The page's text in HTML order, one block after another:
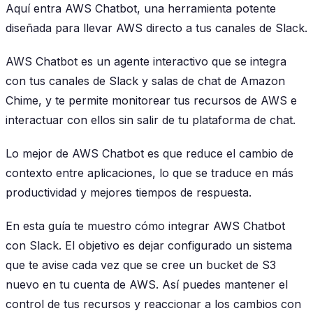
Aquí entra AWS Chatbot, una herramienta potente
diseñada para llevar AWS directo a tus canales de Slack.
AWS Chatbot es un agente interactivo que se integra
con tus canales de Slack y salas de chat de Amazon
Chime, y te permite monitorear tus recursos de AWS e
interactuar con ellos sin salir de tu plataforma de chat.
Lo mejor de AWS Chatbot es que reduce el cambio de
contexto entre aplicaciones, lo que se traduce en más
productividad y mejores tiempos de respuesta.
En esta guía te muestro cómo integrar AWS Chatbot
con Slack. El objetivo es dejar configurado un sistema
que te avise cada vez que se cree un bucket de S3
nuevo en tu cuenta de AWS. Así puedes mantener el
control de tus recursos y reaccionar a los cambios con